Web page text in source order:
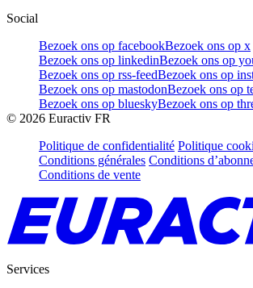
Social
Bezoek ons op facebookBezoek ons op x
Bezoek ons op linkedinBezoek ons op
Bezoek ons op rss-feedBezoek ons op
Bezoek ons op mastodonBezoek ons op
Bezoek ons op blueskyBezoek ons op
© 2026 Euractiv FR
Politique de confidentialité Politique
Conditions générales Conditions
Conditions de vente
Services